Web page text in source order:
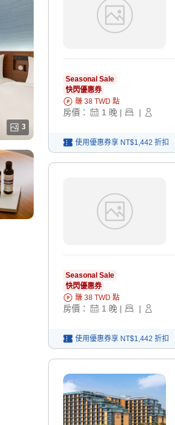
3
Seasonal Sale
快閃優惠券
賺 38 TWD 點
房價： 1 晚 | |
使用優惠券享 NT$1,442 折扣
Seasonal Sale
快閃優惠券
賺 38 TWD 點
房價： 1 晚 | |
使用優惠券享 NT$1,442 折扣